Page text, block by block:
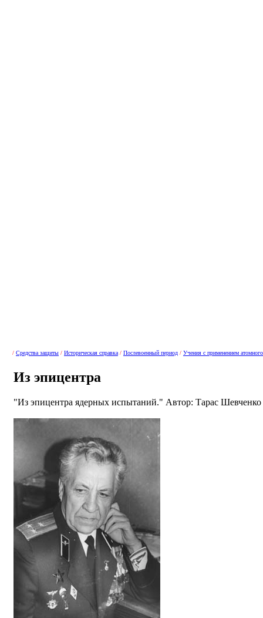
/ Средства защиты / Историческая справка / Послевоенный период / Учения с применением
Из эпицентра
"Из эпицентра ядерных испытаний." Автор: Тарас Шевченко